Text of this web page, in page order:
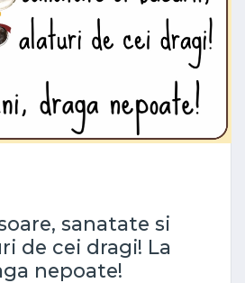
sanatate si
de cei dragi! La
nepoate!